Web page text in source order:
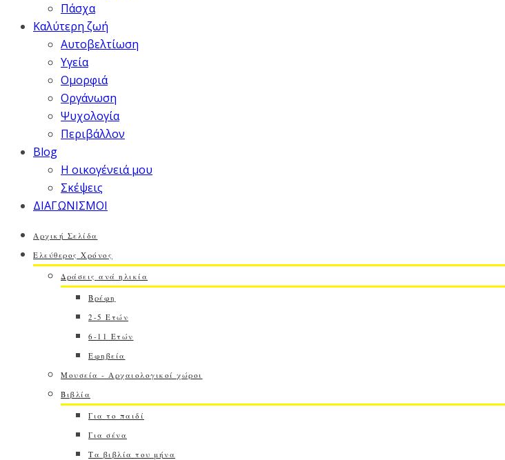
Πάσχα
Καλύτερη ζωή
Αυτοβελτίωση
Υγεία
Ομορφιά
Οργάνωση
Ψυχολογία
Περιβάλλον
Blog
Η οικογένειά μου
Σκέψεις
ΔΙΑΓΩΝΙΣΜΟΙ
Αρχική Σελίδα
Ελεύθερος Χρόνος
Δράσεις ανά ηλικία
Βρέφη
2-5 Ετών
6-11 Ετών
Εφηβεία
Μουσεία - Αρχαιολογικοί χώροι
Βιβλία
Για το παιδί
Για σένα
Τα βιβλία του μήνα